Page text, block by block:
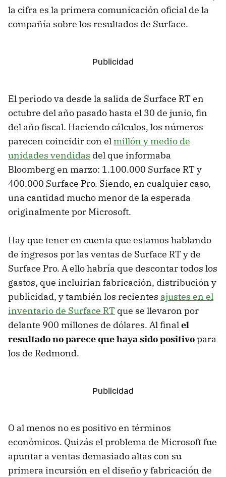
la cifra es la primera comunicación oficial de la
compañía sobre los resultados de Surface.
El periodo va desde la salida de Surface RT en
octubre del año pasado hasta el 30 de junio, fin
del año fiscal. Haciendo cálculos, los números
parecen coincidir con el millón y medio de
unidades vendidas del que informaba
Bloomberg en marzo: 1.100.000 Surface RT y
400.000 Surface Pro. Siendo, en cualquier caso,
una cantidad mucho menor de la esperada
originalmente por Microsoft.
Hay que tener en cuenta que estamos hablando
de ingresos por las ventas de Surface RT y de
Surface Pro. A ello habría que descontar todos los
gastos, que incluirían fabricación, distribución y
publicidad, y también los recientes ajustes en el
inventario de Surface RT que se llevaron por
delante 900 millones de dólares. Al finalel
resultado no parece que haya sido positivopara
los de Redmond.
O al menos no es positivo en términos
económicos. Quizás el problema de Microsoft fue
apuntar a ventas demasiado altas con su
primera incursión en el diseño y fabricación de